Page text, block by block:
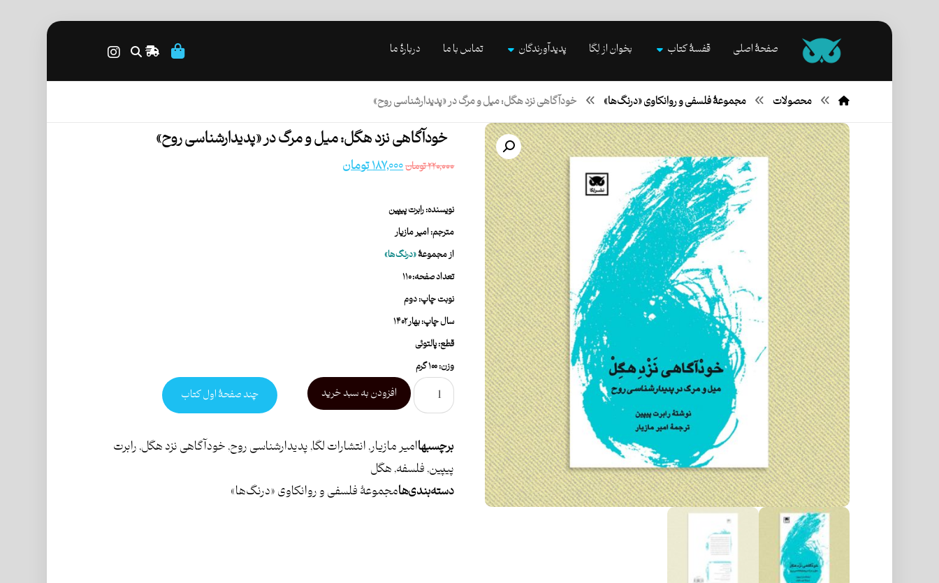
صفحۀ اصلی قفسۀ کتاب بخوان از لِگا پدیدآورندگان تماس با ما دربارۀ ما
محصولات مجموعۀ فلسفی و روانکاوی «درنگ‌ها» خودآگاهی نزد هگل: میل و مرگ در «پدیدارشناسی روح»
خودآگاهی نزد هگل: میل و مرگ در «پدیدارشناسی روح»
۲۲۰,۰۰۰تومان۱۸۷,۰۰۰تومان
نویسنده: رابرت پیپین
مترجم: امیر مازیار
از مجموعۀ«درنگ‌ها»
تعداد صفحه: ۱۱۰
نوبت چاپ: دوم
سال چاپ: بهار ۱۴۰۲
قطع: پالتوئی
وزن: ۱۰۰ گرم
افزودن به سبد خرید چند صفحۀ اول کتاب
برچسبهاامیر مازیار,انتشارات لگا,پدیدارشناسی روح,خودآگاهی نزد هگل,رابرت
پیپین,فلسفه,هگل
دسته بندی هامجموعۀ فلسفی و روانکاوی «درنگ‌ها»